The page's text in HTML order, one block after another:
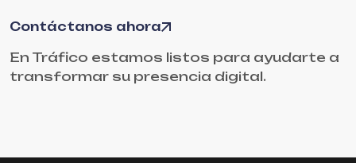
Contáctanos ahora
En Tráfico estamos listos para ayudarte a
transformar su presencia digital.